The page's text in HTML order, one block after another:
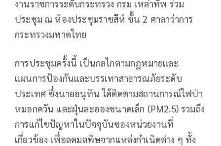
งานราชการระดับกระทรวง กรม เหล่าทัพ ร่วม
ประชุม ณ ห้องประชุมราชสีห์ ชั้น 2 ศาลาว่าการ
กระทรวงมหาดไทย
การประชุมครั้งนี้ เป็นกลไกตามกฎหมายและ
แผนการป้องกันและบรรเทาสาธารณภัยระดับ
ประเทศ ซึ่งนายอนุทิน ได้ติดตามสถานการณ์ไฟป่า
หมอกควัน และฝุ่นละอองขนาดเล็ก (PM2.5) รวมถึง
การแก้ไขปัญหาในปัจจุบันของหน่วยงานที่
เกี่ยวข้อง เพื่อลดมลพิษจากแหล่งกำเนิดต่าง ๆ ทั้ง